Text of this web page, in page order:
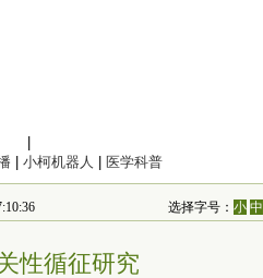
小柯机器人 医学科普
选择字号：小 中
性循征研究